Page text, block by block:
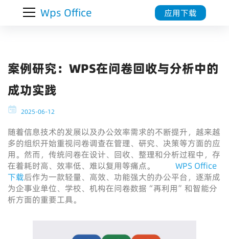
Wps Office 应用下载
案例研究：WPS在问卷回收与分析中的
成功实践
2025-06-12
随着信息技术的发展以及办公效率需求的不断提升，越来越
多的组织开始重视问卷调查在管理、研究、决策等方面的应
用。然而，传统问卷在设计、回收、整理和分析过程中，存
在着耗时高、效率低、难以复用等痛点。 WPS Office
下载后作为一款轻量、高效、功能强大的办公平台，逐渐成
为企事业单位、学校、机构在问卷数据“再利用”和智能分
析方面的重要工具。